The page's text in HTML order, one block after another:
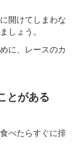
開けてしまわな
しょう。
に、レースのカ
とがある
べたらすぐに排